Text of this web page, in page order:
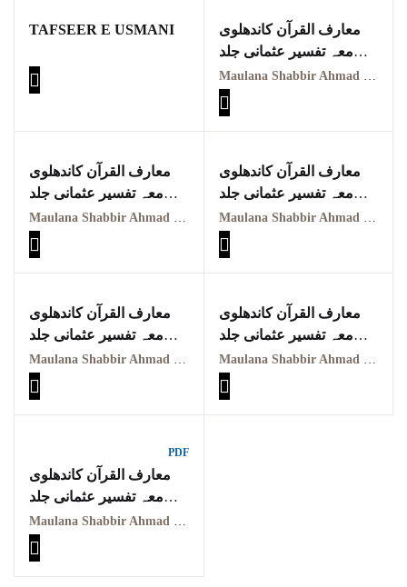
TAFSEER E USMANI
معارف القرآن کاندھلوی
معہ تفسیر عثمانی جلد
پنجم
Maarif ul quraan
kandhalvi ma tafseer e
Maulana Shabbir Ahmad Usmani, Molana Idrees Kandhalvi
معارف القرآن کاندھلوی
معہ تفسیر عثمانی جلد
چہارمِِ
Maarif ul quraan
kandhalvi ma tafseer e
Maulana Shabbir Ahmad Usmani, Molana Idrees Kandhalvi
معارف القرآن کاندھلوی
معہ تفسیر عثمانی جلد
دوم
Maarif ul quraan
kandhalvi ma tafseer e
Maulana Shabbir Ahmad Usmani, Molana Idrees Kandhalvi
معارف القرآن کاندھلوی
معہ تفسیر عثمانی جلد
سوم Maarif ul quraan
kandhalvi ma tafseer e
usmani PDF VOL-3
Maulana Shabbir Ahmad Usmani, Molana Idrees Kandhalvi
معارف القرآن کاندھلوی
معہ تفسیر عثمانی جلد
ششم
Maarif ul quraan
kandhalvi ma tafseer e
Maulana Shabbir Ahmad Usmani, Molana Idrees Kandhalvi
PDF
معارف القرآن کاندھلوی
معہ تفسیر عثمانی جلد
ہشتم
Maarif ul quraan
kandhalvi ma tafseer e
Maulana Shabbir Ahmad Usmani, Molana Idrees Kandhalvi